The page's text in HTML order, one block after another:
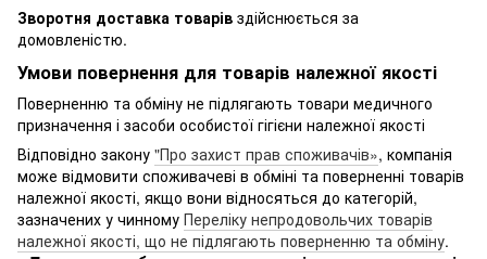
Зворотня доставка товарів здійснюється за
домовленістю.
Умови повернення для товарів належної якості
Поверненню та обміну не підлягають товари медичного
призначення і засоби особистої гігієни належної якості
Відповідно закону "Про захист прав споживачів», компанія
може відмовити споживачеві в обміні та поверненні товарів
належної якості, якщо вони відносяться до категорій,
зазначених у чинному Переліку непродовольчих товарів
належної якості, що не підлягають поверненню та обміну.